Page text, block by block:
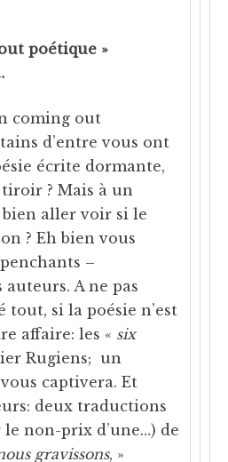
poétique »
coming out
d’entre vous ont
écrite dormante,
? Mais à un
aller voir si le
? Eh bien vous
–
auteurs. A ne pas
tout, si la poésie n’est
affaire: les « six
Rugiens; un
captivera. Et
deux traductions
non-prix d’une…) de
gravissons, »